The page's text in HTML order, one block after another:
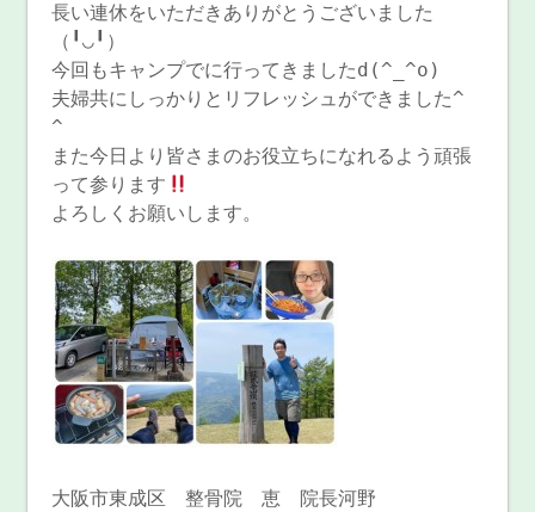
長い連休をいただきありがとうございました
（╹◡╹）
今回もキャンプでに行ってきましたd(^_^o)
夫婦共にしっかりとリフレッシュができました^
^
また今日より皆さまのお役立ちになれるよう頑張
って参ります
よろしくお願いします。
大阪市東成区 整骨院 恵 院長河野